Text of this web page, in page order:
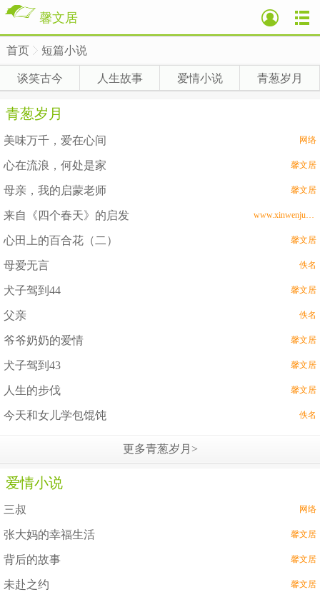
馨文居
首页 短篇小说
谈笑古今 人生故事 爱情小说 青葱岁月
青葱岁月
美味万千，爱在心间 网络
心在流浪，何处是家 馨文居
母亲，我的启蒙老师 馨文居
来自《四个春天》的启发 www.xinwenju.com
心田上的百合花（二） 馨文居
母爱无言 佚名
犬子驾到44 馨文居
父亲 佚名
爷爷奶奶的爱情 馨文居
犬子驾到43 馨文居
人生的步伐 馨文居
今天和女儿学包馄饨 佚名
更多青葱岁月>
爱情小说
三叔 网络
张大妈的幸福生活 馨文居
背后的故事 馨文居
未赴之约 馨文居